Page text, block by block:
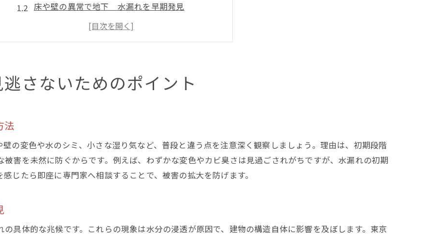
床や壁の異常で地下 水漏れを早期発見
湿気やカビが示す地下 水漏れの兆候とは
水道メーターで地下 水漏れをセルフチェック
地下 水漏れによる構造被害を防ぐ基本点検
東京都杉並区で地下水漏れを早期発見する秘訣
東京都杉並区での地下 水漏れ体験談の活用法
地域特有の地下 水漏れリスクに注意する
地下 水漏れ早期発見のための相談先とは
地下 水漏れ箇所を特定する基本手順を解説
さないためのポイント
法
の変色や水のシミ、小さな湿り気など、普段と違う点を注意深く観察しましょう。理由は、初期段階
害を未然に防ぐからです。例えば、わずかな変色やカビ臭さは見過ごされがちですが、水漏れの初期
じたら即座に専門家へ相談することで、被害の拡大を防げます。
具体的な兆候です。これらの現象は水分の浸透が原因で、建物の構造自体に影響を及ぼします。東京